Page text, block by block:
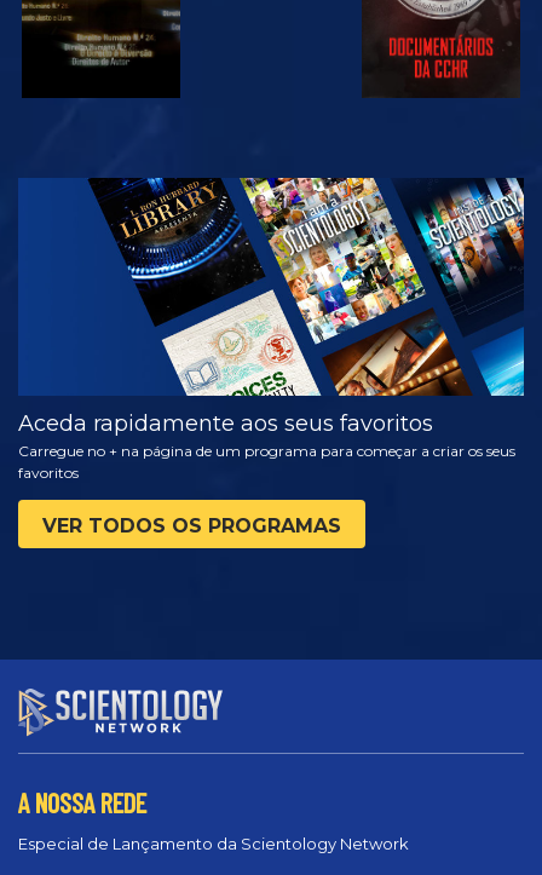
VER
EXPLORAR A
SÉRIE
Aceda rapidamente aos seus favoritos
Carregue no + na página de um programa para começar a criar os seus
favoritos
VER TODOS OS PROGRAMAS
A NOSSA REDE
Especial de Lançamento da Scientology Network